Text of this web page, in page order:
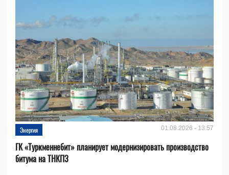
Энергия 01.08.2026 - 13:57
ГК «Туркменнебит» планирует модернизировать производство
битума на ТНКПЗ